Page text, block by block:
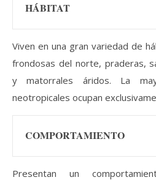
HÁBITAT
Viven en una gran variedad de
frondosas del norte, praderas,
y matorrales áridos. La
neotropicales ocupan
COMPORTAMIENTO
Presentan un